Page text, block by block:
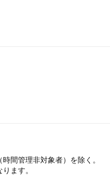
間管理非対象者）を除く。
ます。